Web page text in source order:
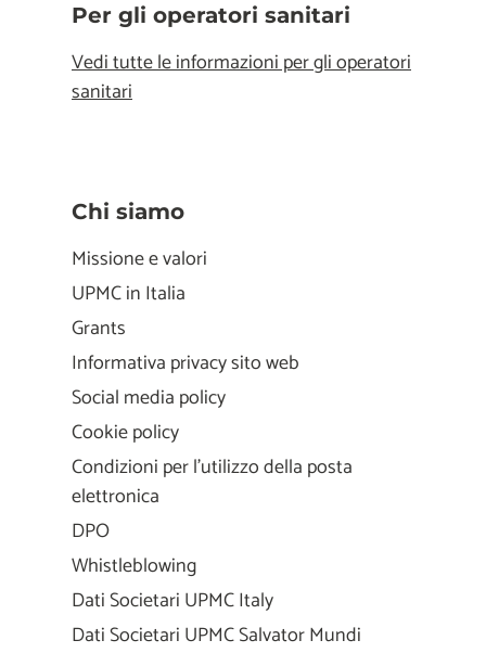
Per gli operatori sanitari
Vedi tutte le informazioni per gli operatori
sanitari
Chi siamo
Missione e valori
UPMC in Italia
Grants
Informativa privacy sito web
Social media policy
Cookie policy
Condizioni per l'utilizzo della posta
elettronica
DPO
Whistleblowing
Dati Societari UPMC Italy
Dati Societari UPMC Salvator Mundi